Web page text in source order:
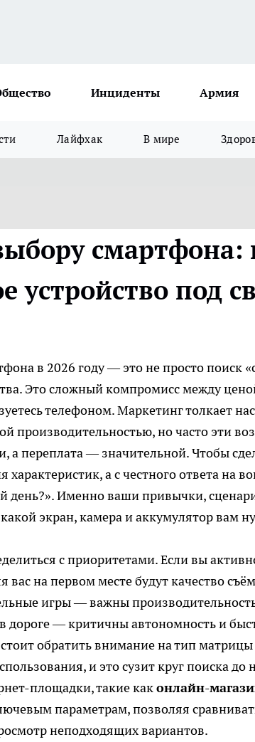
Инциденты Армия
Лайфхак В мире
смартфона:
устройство под
в 2026 году — это не просто поиск
Это сложный компромисс между
телефоном. Маркетинг толкает
производительностью, но часто эти
а переплата — значительной. Чтобы
характеристик, а с честного ответа на
день?». Именно ваши привычки,
экран, камера и аккумулятор вам
с приоритетами. Если вы
вас на первом месте будут качество
игры — важны
дороге — критичны автономность и
обратить внимание на тип
и это сузит круг поиска до
площадки, такие каконлайн-
параметрам, позволяя
неподходящих вариантов.